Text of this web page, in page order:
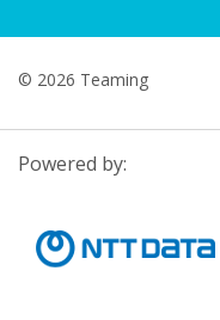
© 2026 Teaming
Powered by: